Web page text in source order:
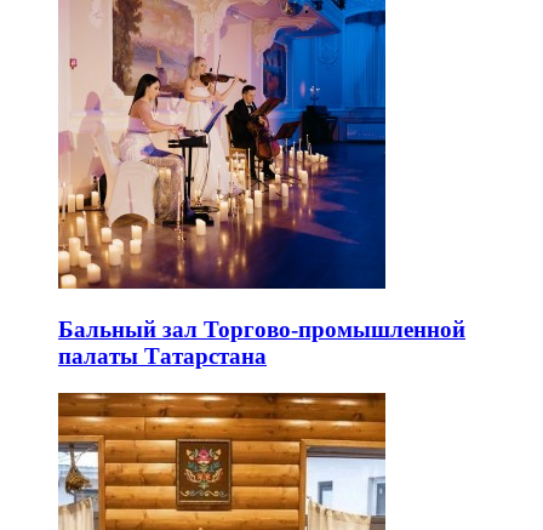
Бальный зал Торгово-промышленной
палаты Татарстана